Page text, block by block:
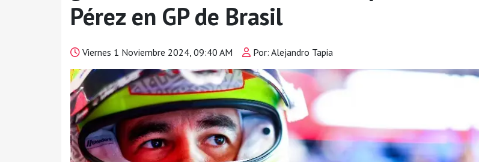
Pérez en GP de Brasil
Viernes 1 Noviembre 2024, 09:40 AM Por: Alejandro Tapia